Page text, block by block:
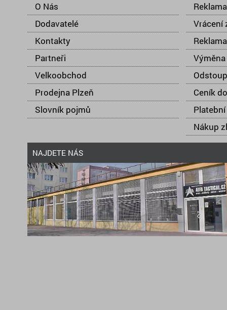
O Nás
Dodavatelé
Kontakty
Partneři
Velkoobchod
Prodejna Plzeň
Slovník pojmů
Vrácení
Ceník
Nákup
NAJDETE NÁS